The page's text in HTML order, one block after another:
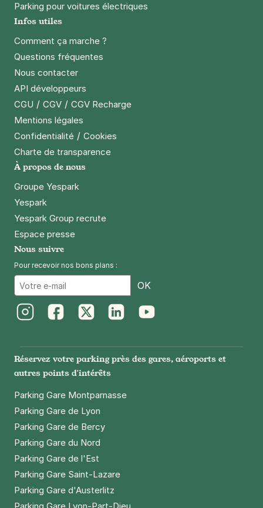
Parking pour voitures électriques
Infos utiles
Comment ça marche ?
Questions fréquentes
Nous contacter
API développeurs
CGU / CGV / CGV Recharge
Mentions légales
Confidentialité / Cookies
Charte de transparence
À propos de nous
Groupe Yespark
Yespark
Yespark Group recrute
Espace presse
Nous suivre
Pour recevoir nos bons plans :
OK
Réservez votre parking près des gares, aéroports et
autres points d'intérêts
Parking Gare Montparnasse
Parking Gare de Lyon
Parking Gare de Bercy
Parking Gare du Nord
Parking Gare de l'Est
Parking Gare Saint-Lazare
Parking Gare d'Austerlitz